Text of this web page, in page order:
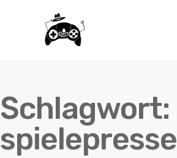
Schlagwort:
spielepresse